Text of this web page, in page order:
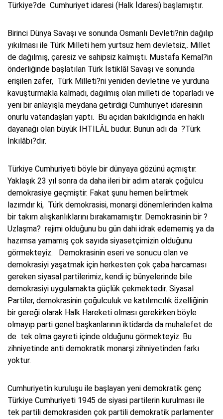
Türkiye?de Cumhuriyet idaresi (Halk İdaresi) başlamıştır.
Birinci Dünya Savaşı ve sonunda Osmanlı Devleti?nin dağılıp
yıkılması ile Türk Milleti hem yurtsuz hem devletsiz,. Millet
de dağılmış, çaresiz ve sahipsiz kalmıştı. Mustafa Kemal?in
önderliğinde başlatılan Türk İstiklâl Savaşı ve sonunda
erişilen zafer, Türk Milleti?ni yeniden devletine ve yurduna
kavuşturmakla kalmadı, dağılmış olan milleti de toparladı ve
yeni bir anlayışla meydana getirdiği Cumhuriyet idaresinin
onurlu vatandaşları yaptı. Bu açıdan bakıldığında en haklı
dayanağı olan büyük İHTİLÂL budur. Bunun adı da ?Türk
İnkılâbı?dır.
Türkiye Cumhuriyeti böyle bir dünyaya gözünü açmıştır.
Yaklaşık 23 yıl sonra da daha ileri bir adım atarak çoğulcu
demokrasiye geçmiştir. Fakat şunu hemen belirtmek
lazımdır ki, Türk demokrasisi, monarşi dönemlerinden kalma
bir takım alışkanlıklarını bırakamamıştır. Demokrasinin bir ?
Uzlaşma? rejimi olduğunu bu gün dahi idrak edememiş ya da
hazımsa yamamış çok sayıda siyasetçimizin olduğunu
görmekteyiz. Demokrasinin eseri ve sonucu olan ve
demokrasiyi yaşatmak için herkesten çok çaba harcaması
gereken siyasal partilerimiz, kendi iç bünyelerinde bile
demokrasiyi uygulamakta güçlük çekmektedir. Siyasal
Partiler, demokrasinin çoğulculuk ve katılımcılık özelliğinin
bir gereği olarak Halk Hareketi olması gerekirken böyle
olmayıp parti genel başkanlarının iktidarda da muhalefet de
de tek olma gayreti içinde olduğunu görmekteyiz. Bu
zihniyetinde anti demokratik monarşi zihniyetinden farkı
yoktur.
Cumhuriyetin kuruluşu ile başlayan yeni demokratik genç
Türkiye Cumhuriyeti 1945 de siyasi partilerin kurulması ile
tek partili demokrasiden çok partili demokratik parlamenter